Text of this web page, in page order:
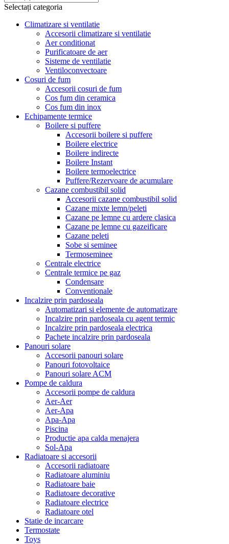
Selectați categoria
Climatizare si ventilatie
Accesorii climatizare si ventilatie
Aer conditionat
Purificatoare de aer
Sisteme de ventilatie
Ventiloconvectoare
Cosuri de fum
Accesorii cosuri de fum
Cos fum din ceramica
Cos fum din inox
Echipamente termice
Boilere si puffere
Accesorii boilere si puffere
Boilere electrice
Boilere indirecte
Boilere Instant
Boilere termoelectrice
Puffere/Rezervoare de acumulare
Cazane combustibil solid
Accesorii cazane combustibil solid
Cazane mixte lemn/peleti
Cazane pe lemne cu ardere clasica
Cazane pe lemne cu gazeificare
Cazane peleti
Sobe si seminee
Termoseminee
Centrale electrice
Centrale termice pe gaz
Condensare
Conventionale
Incalzire prin pardoseala
Automatizari si elemente de automatizare
Incalzire prin pardoseala cu agent termic
Incalzire prin pardoseala electrica
Pachete incalzire prin pardoseala
Panouri solare
Accesorii panouri solare
Panouri fotovoltaice
Panouri solare ACM
Pompe de caldura
Accesorii pompe de caldura
Aer-Aer
Aer-Apa
Apa-Apa
Piscina
Productie apa calda menajera
Sol-Apa
Radiatoare si accesorii
Accesorii radiatoare
Radiatoare aluminiu
Radiatoare baie
Radiatoare decorative
Radiatoare electrice
Radiatoare otel
Statie de incarcare
Termostate
Toys